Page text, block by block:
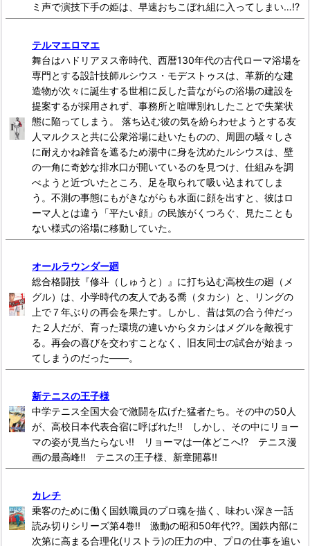
ミ声で演技下手の姫は、早速おちこぼれ組に入ってしまい…!?
テルマエロマエ
舞台はハドリアヌス帝時代、西暦130年代の古代ローマ浴場を
専門とする設計技師ルシウス・モデストゥスは、革新的な建
造物が次々に誕生する世相に反した昔ながらの浴場の建設を
提案するが採用されず、事務所と喧嘩別れしたことで失業状
態に陥ってしまう。 落ち込む彼の気を紛らわせようとする友
人マルクスと共に公衆浴場に赴いたものの、周囲の騒々しさ
に耐えかね雑音を遮るため湯中に身を沈めたルシウスは、壁
の一角に奇妙な排水口が開いているのを見つけ、仕組みを調
べようと近づいたところ、足を取られて吸い込まれてしま
う。不測の事態にもがきながらも水面に顔を出すと、彼はロ
ーマ人とは違う「平たい顔」の民族がくつろぐ、見たことも
ない様式の浴場に移動していた。
オールラウンダー廻
総合格闘技『修斗（しゅうと）』に打ち込む高校生の廻（メ
グル）は、小学時代の友人である喬（タカシ）と、リングの
上で７年ぶりの再会を果たす。しかし、昔は気の合う仲だっ
た２人だが、育った環境の違いからタカシはメグルを敵視す
る。再会の喜びを交わすことなく、旧友同士の試合が始まっ
てしまうのだった――。
新テニスの王子様
中学テニス全国大会で激闘を広げた猛者たち。その中の50人
が、高校日本代表合宿に呼ばれた!! しかし、その中にリョー
マの姿が見当たらない!! リョーマは一体どこへ!? テニス漫
画の最高峰!! テニスの王子様、新章開幕!!
カレチ
乗客のために働く国鉄職員のプロ魂を描く、味わい深き一話
読み切りシリーズ第4巻!! 激動の昭和50年代??。国鉄内部に
次第に高まる合理化(リストラ)の圧力の中、プロの仕事を追い